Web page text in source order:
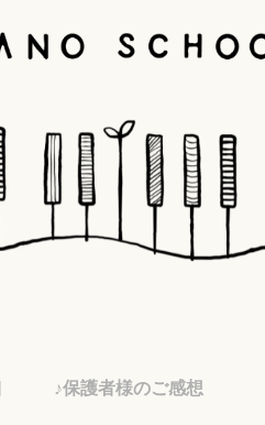
♪保護者様のご感想